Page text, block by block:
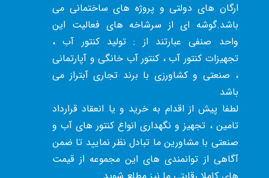
ارگان های دولتی و پروژه های ساختمانی می
باشد.گوشه ای از سرشاخه های فعالیت این
واحد صنفی عبارتند از : تولید کنتور آب ،
تجهیزات کنتور آب ، کنتور آب خانگی و آپارتمانی
، صنعتی و کشاورزی با برند تجاری آبتراز می
باشد
لطفا پیش از اقدام به خرید و یا انعقاد قرارداد
تامین ، تجهیز و نگهداری انواع کنتور های آب و
صنعتی با مشاورین ما تبادل نظر نمایید تا ضمن
آگاهی از توانمندی های این مجموعه از قیمت